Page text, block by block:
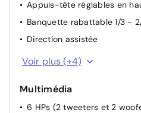
Appuis-tête réglables en
Banquette rabattable 1/3 -
Direction assistée
Rétroviseurs extérieurs
rabattement électriques
Siège conducteur avec
Siège passager AV avec
Voir plus (+4)
Multimédia
6 HPs (2 tweeters et 2